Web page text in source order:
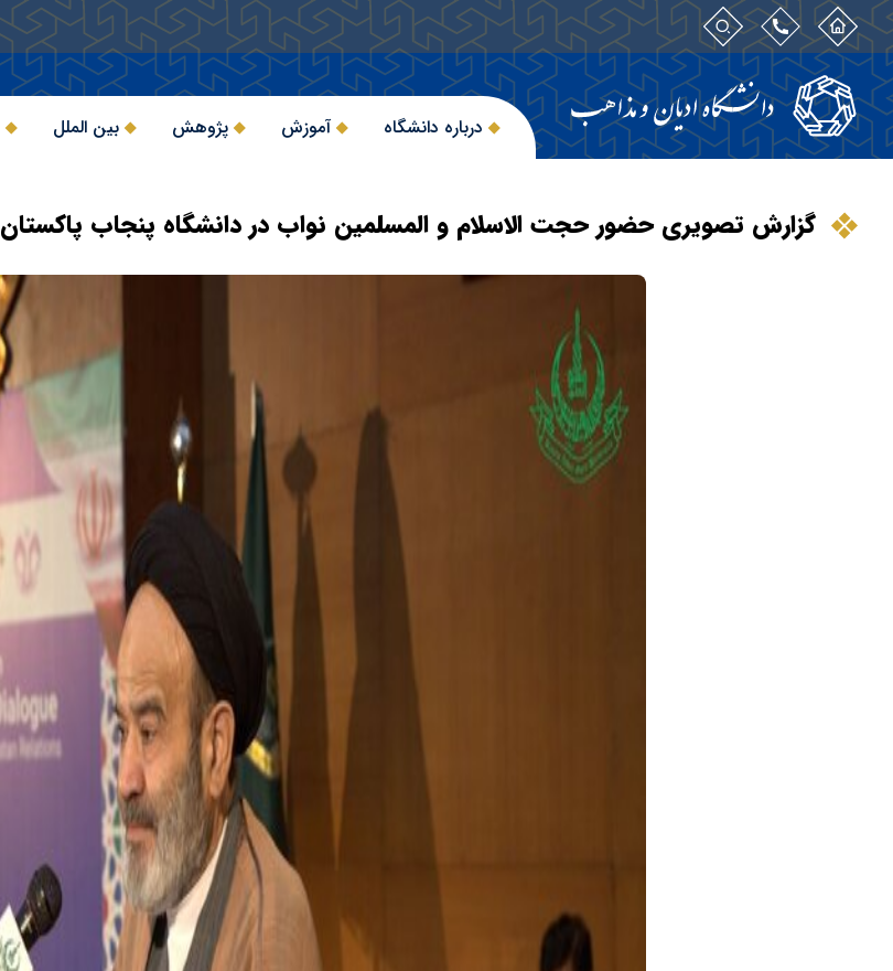
درباره دانشگاه آموزش پژوهش بین الملل
گزارش تصویری حضور حجت الاسلام و المسلمین نواب در دانشگاه پنجاب پاکستان